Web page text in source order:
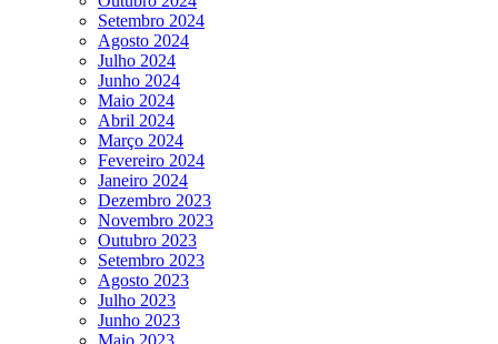
Setembro 2024
Agosto 2024
Julho 2024
Junho 2024
Maio 2024
Abril 2024
Março 2024
Fevereiro 2024
Janeiro 2024
Dezembro 2023
Novembro 2023
Outubro 2023
Setembro 2023
Agosto 2023
Julho 2023
Junho 2023
Maio 2023